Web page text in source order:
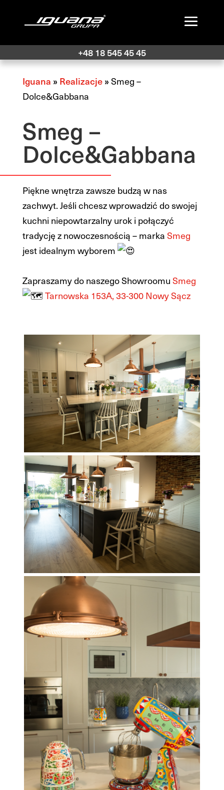
+48 18 545 45 45
Iguana » Realizacje»Smeg –
Dolce&Gabbana
Smeg –
Dolce&Gabbana
Piękne wnętrza zawsze budzą w nas
zachwyt. Jeśli chcesz wprowadzić do swojej
kuchni niepowtarzalny urok i połączyć
tradycję z nowoczesnością – markaSmeg
jest idealnym wyborem
Zapraszamy do naszego ShowroomuSmeg
Tarnowska 153A, 33-300 Nowy Sącz